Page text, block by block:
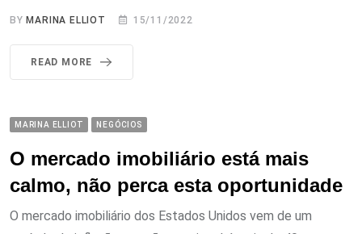
BY MARINA ELLIOT 15/11/2022
READ MORE
MARINA ELLIOT NEGÓCIOS
O mercado imobiliário está mais
calmo, não perca esta oportunidade
O mercado imobiliário dos Estados Unidos vem de um